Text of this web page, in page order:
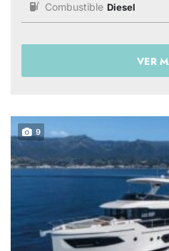
Combustible Diesel
VER
9